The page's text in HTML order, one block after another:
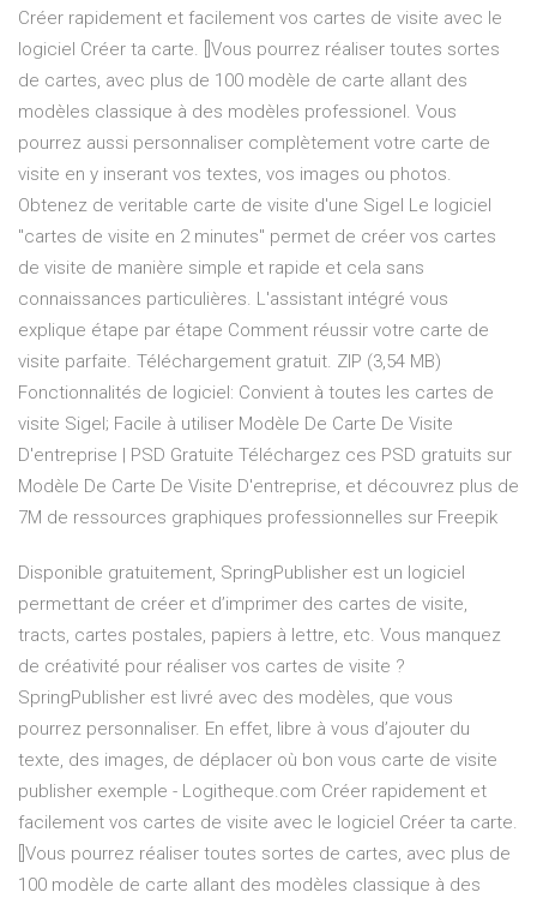
Créer rapidement et facilement vos cartes de visite avec le
logiciel Créer ta carte. []Vous pourrez réaliser toutes sortes
de cartes, avec plus de 100 modèle de carte allant des
modèles classique à des modèles professionel. Vous
pourrez aussi personnaliser complètement votre carte de
visite en y inserant vos textes, vos images ou photos.
Obtenez de veritable carte de visite d'une Sigel Le logiciel
"cartes de visite en 2 minutes" permet de créer vos cartes
de visite de manière simple et rapide et cela sans
connaissances particulières. L'assistant intégré vous
explique étape par étape Comment réussir votre carte de
visite parfaite. Téléchargement gratuit. ZIP (3,54 MB)
Fonctionnalités de logiciel: Convient à toutes les cartes de
visite Sigel; Facile à utiliser Modèle De Carte De Visite
D'entreprise | PSD Gratuite Téléchargez ces PSD gratuits sur
Modèle De Carte De Visite D'entreprise, et découvrez plus de
7M de ressources graphiques professionnelles sur Freepik
Disponible gratuitement, SpringPublisher est un logiciel
permettant de créer et d’imprimer des cartes de visite,
tracts, cartes postales, papiers à lettre, etc. Vous manquez
de créativité pour réaliser vos cartes de visite ?
SpringPublisher est livré avec des modèles, que vous
pourrez personnaliser. En effet, libre à vous d’ajouter du
texte, des images, de déplacer où bon vous carte de visite
publisher exemple - Logitheque.com Créer rapidement et
facilement vos cartes de visite avec le logiciel Créer ta carte.
[]Vous pourrez réaliser toutes sortes de cartes, avec plus de
100 modèle de carte allant des modèles classique à des